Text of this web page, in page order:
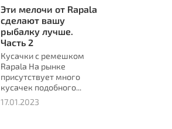
Эти мелочи от Rapala
сделают вашу
рыбалку лучше.
Часть 2
Кусачки с ремешком
Rapala На рынке
присутствует много
кусачек подобного...
17.01.2023